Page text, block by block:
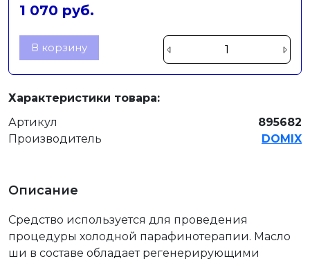
1 070 руб.
В корзину
Характеристики товара:
Артикул
895682
Производитель
DOMIX
Описание
Средство используется для проведения
процедуры холодной парафинотерапии. Масло
ши в составе обладает регенерирующими